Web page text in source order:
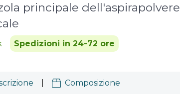
principale dell'aspirapolvere
Spedizioni in 24-72 ore
Composizione